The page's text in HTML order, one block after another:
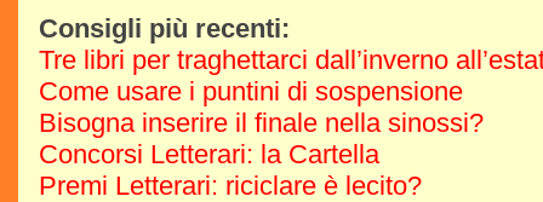
Consigli più recenti:
Tre libri per traghettarci dall’inverno
Come usare i puntini di sospensione
Bisogna inserire il finale nella sinossi?
Concorsi Letterari: la Cartella
Premi Letterari: riciclare è lecito?